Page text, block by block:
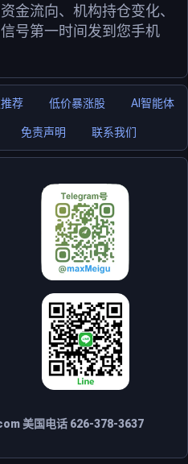
金流向、机构持仓变化、
号第一时间发到您手机
荐 低价暴涨股 AI智能体
免责声明 联系我们
美国电话 626-378-3637